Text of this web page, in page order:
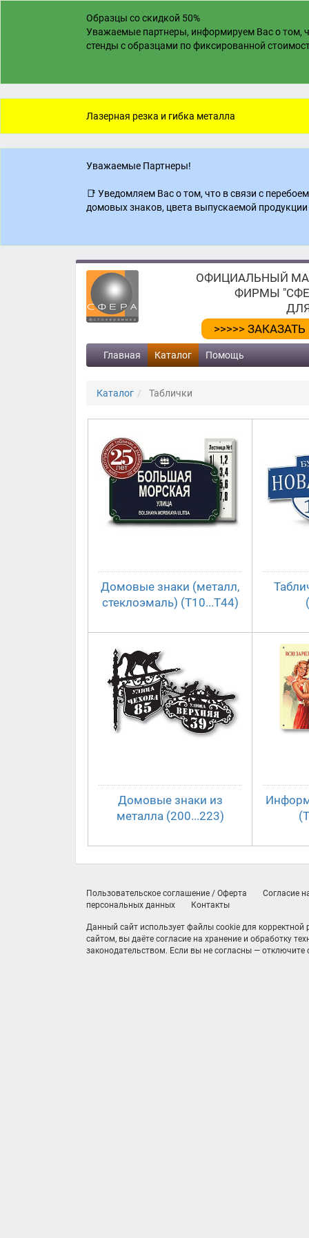
Образцы со скидкой 50%
Уважаемые партнеры, информируем Вас о том,
стенды с образцами по фиксированной
Лазерная резка и гибка металла
Уважаемые Партнеры!
📑 Уведомляем Вас о том, что в связи с
домовых знаков, цвета выпускаемой
ОФИЦИАЛЬНЫЙ
ФИРМЫ
>>>>>
Главная Каталог Помощь
Каталог Таблички
Домовые знаки (металл,
стеклоэмаль) (Т10...Т44)
Домовые знаки из
металла (200...223)
Пользовательское соглашение / Оферта
Согласие
персональных данных
Контакты
Данный сайт использует файлы cookie для
сайтом, вы даёте согласие на хранение и обработку
законодательством. Если вы не согласны — отключите